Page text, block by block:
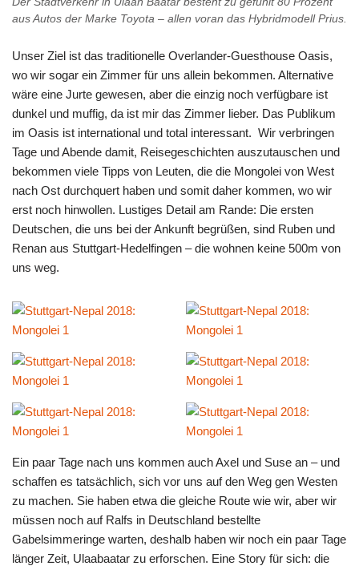
aus Autos der Marke Toyota – allen voran das Hybridmodell Prius.
Unser Ziel ist das traditionelle Overlander-Guesthouse Oasis,
wo wir sogar ein Zimmer für uns allein bekommen. Alternative
wäre eine Jurte gewesen, aber die einzig noch verfügbare ist
dunkel und muffig, da ist mir das Zimmer lieber. Das Publikum
im Oasis ist international und total interessant. Wir verbringen
Tage und Abende damit, Reisegeschichten auszutauschen und
bekommen viele Tipps von Leuten, die die Mongolei von West
nach Ost durchquert haben und somit daher kommen, wo wir
erst noch hinwollen. Lustiges Detail am Rande: Die ersten
Deutschen, die uns bei der Ankunft begrüßen, sind Ruben und
Renan aus Stuttgart-Hedelfingen – die wohnen keine 500m von
uns weg.
Ein paar Tage nach uns kommen auch Axel und Suse an – und
schaffen es tatsächlich, sich vor uns auf den Weg gen Westen
zu machen. Sie haben etwa die gleiche Route wie wir, aber wir
müssen noch auf Ralfs in Deutschland bestellte
Gabelsimmeringe warten, deshalb haben wir noch ein paar Tage
länger Zeit, Ulaabaatar zu erforschen. Eine Story für sich: die